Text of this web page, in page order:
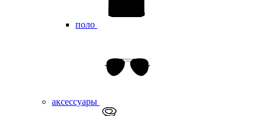
поло
аксессуары